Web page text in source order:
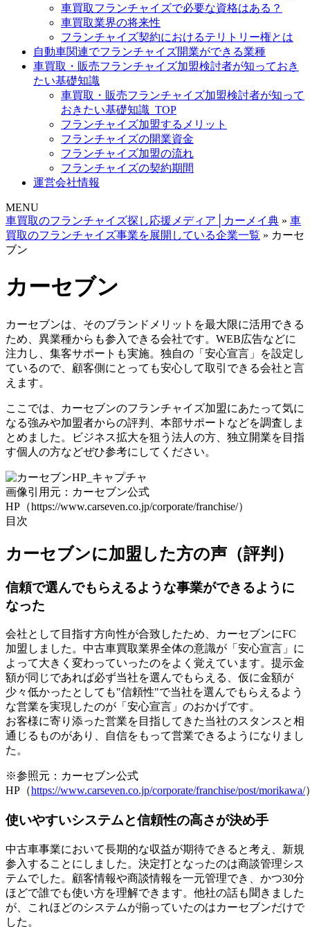
車買取フランチャイズで必要な資格はある？
車買取業界の将来性
フランチャイズ契約におけるテリトリー権とは
自動車関連でフランチャイズ開業ができる業種
車買取・販売フランチャイズ加盟検討者が知っておき
たい基礎知識
車買取・販売フランチャイズ加盟検討者が知って
おきたい基礎知識_TOP
フランチャイズ加盟するメリット
フランチャイズの開業資金
フランチャイズ加盟の流れ
フランチャイズの契約期間
運営会社情報
MENU
車買取のフランチャイズ探し応援メディア│カーメイ典 » 車
買取のフランチャイズ事業を展開している企業一覧 » カーセ
ブン
カーセブン
カーセブンは、そのブランドメリットを最大限に活用できる
ため、異業種からも参入できる会社です。WEB広告などに
注力し、集客サポートも実施。 独自の「安心宣言」を設定し
ているので、顧客側にとっても安心して取引できる会社と言
えます。
ここでは、カーセブンのフランチャイズ加盟にあたって気に
なる強みや加盟者からの評判、本部サポートなどを調査しま
とめました。ビジネス拡大を狙う法人の方、独立開業を目指
す個人の方などぜひ参考にしてください。
画像引用元：カーセブン公式
HP（https://www.carseven.co.jp/corporate/franchise/）
目次
カーセブンに加盟した方の声（評判）
信頼で選んでもらえるような事業ができるように
なった
会社として目指す方向性が合致したため、カーセブンにFC
加盟しました。中古車買取業界全体の意識が「安心宣言」に
よって大きく変わっていったのをよく覚えています。提示金
額が同じであれば必ず当社を選んでもらえる、仮に金額が
少々低かったとしても"信頼性"で当社を選んでもらえるよう
な営業を実現したのが「安心宣言」のおかげです。
お客様に寄り添った営業を目指してきた当社のスタンスと相
通じるものがあり、自信をもって営業できるようになりまし
た。
※参照元：カーセブン公式
HP（https://www.carseven.co.jp/corporate/franchise/post/morikawa/
使いやすいシステムと信頼性の高さが決め手
中古車事業において長期的な収益が期待できると考え、新規
参入することにしました。決定打となったのは商談管理シス
テムでした。 顧客情報や商談情報を一元管理でき、かつ30分
ほどで誰でも使い方を理解できます。他社の話も聞きました
が、これほどのシステムが揃っていたのはカーセブンだけで
した。